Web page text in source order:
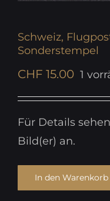
Schweiz,
Sonderstempel
CHF 15.00 1
Für Details
Bild(er) an.
In den Warenkorb